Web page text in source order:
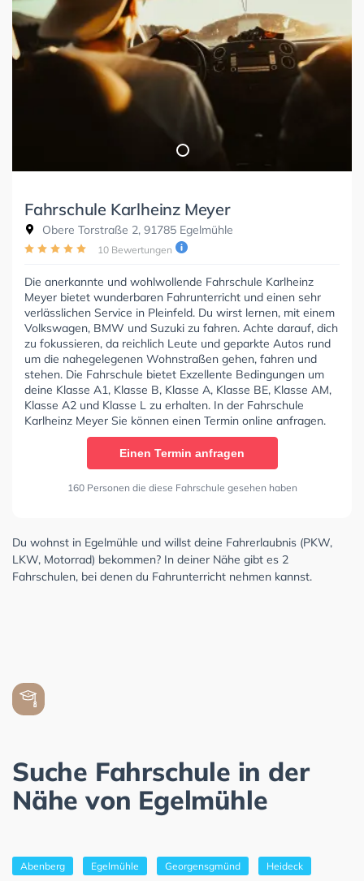
Fahrschule Karlheinz Meyer
Obere Torstraße 2, 91785 Egelmühle
10 Bewertungen
Die anerkannte und wohlwollende Fahrschule Karlheinz
Meyer bietet wunderbaren Fahrunterricht und einen sehr
verlässlichen Service in Pleinfeld. Du wirst lernen, mit einem
Volkswagen, BMW und Suzuki zu fahren. Achte darauf, dich
zu fokussieren, da reichlich Leute und geparkte Autos rund
um die nahegelegenen Wohnstraßen gehen, fahren und
stehen. Die Fahrschule bietet Exzellente Bedingungen um
deine Klasse A1, Klasse B, Klasse A, Klasse BE, Klasse AM,
Klasse A2 und Klasse L zu erhalten. In der Fahrschule
Karlheinz Meyer Sie können einen Termin online anfragen.
Einen Termin anfragen
160 Personen die diese Fahrschule gesehen haben
Du wohnst in Egelmühle und willst deine Fahrerlaubnis (PKW,
LKW, Motorrad) bekommen? In deiner Nähe gibt es 2
Fahrschulen, bei denen du Fahrunterricht nehmen kannst.
Suche Fahrschule in der
Nähe von Egelmühle
Abenberg Egelmühle Georgensgmünd Heideck